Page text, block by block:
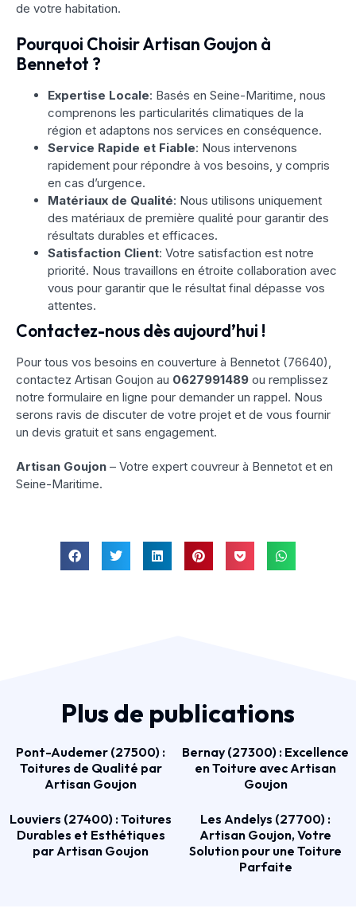
de votre habitation.
Pourquoi Choisir Artisan Goujon à
Bennetot ?
Expertise Locale: Basés en Seine-Maritime, nous
comprenons les particularités climatiques de la
région et adaptons nos services en conséquence.
Service Rapide et Fiable: Nous intervenons
rapidement pour répondre à vos besoins, y compris
en cas d’urgence.
Matériaux de Qualité: Nous utilisons uniquement
des matériaux de première qualité pour garantir des
résultats durables et efficaces.
Satisfaction Client: Votre satisfaction est notre
priorité. Nous travaillons en étroite collaboration avec
vous pour garantir que le résultat final dépasse vos
attentes.
Contactez-nous dès aujourd’hui !
Pour tous vos besoins en couverture à Bennetot (76640),
contactez Artisan Goujon au 0627991489 ou remplissez
notre formulaire en ligne pour demander un rappel. Nous
serons ravis de discuter de votre projet et de vous fournir
un devis gratuit et sans engagement.
Artisan Goujon – Votre expert couvreur à Bennetot et en
Seine-Maritime.
Plus de publications
Pont-Audemer (27500) :
Toitures de Qualité par
Artisan Goujon
Bernay (27300) : Excellence
en Toiture avec Artisan
Goujon
Louviers (27400) : Toitures
Durables et Esthétiques
par Artisan Goujon
Les Andelys (27700) :
Artisan Goujon, Votre
Solution pour une Toiture
Parfaite